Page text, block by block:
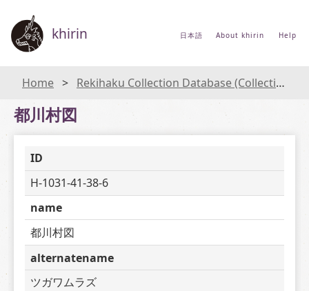
khirin 日本語 About khirin Help
Home Rekihaku Collection Database (Collections Database of the National Museum of Japanese History)
都川村図
ID
H-1031-41-38-6
name
都川村図
alternatename
ツガワムラズ